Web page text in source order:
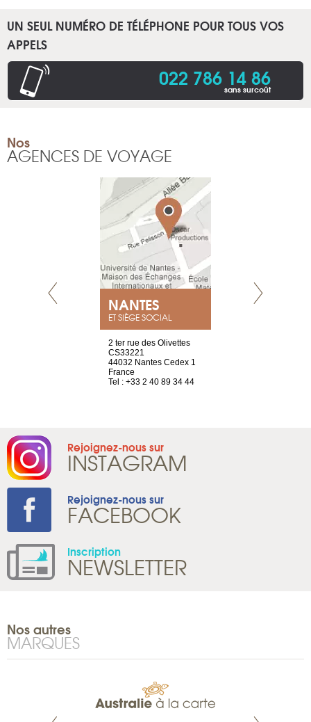
UN SEUL NUMÉRO DE TÉLÉPHONE POUR TOUS VOS
APPELS
022 786 14 86
sans surcoût
Nos
AGENCES DE VOYAGE
NANTES
ET SIÈGE SOCIAL
2 ter rue des Olivettes
CS33221
44032 Nantes Cedex 1
France
Tel : +33 2 40 89 34 44
Rejoignez-nous sur
INSTAGRAM
Rejoignez-nous sur
FACEBOOK
Inscription
NEWSLETTER
Nos autres
MARQUES